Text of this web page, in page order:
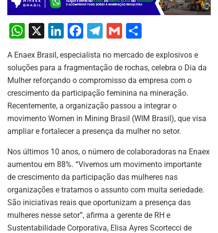
W
at
s
A
p
p
X
Li
k
e
dI
n
F
c
e
b
o
o
k
T
e
gr
a
m
G
ai
l
ar
e
A Enaex Brasil, especialista no mercado de explosivos e
soluções para a fragmentação de rochas, celebra o Dia da
Mulher reforçando o compromisso da empresa com o
crescimento da participação feminina na mineração.
Recentemente, a organização passou a integrar o
movimento Women in Mining Brasil (WIM Brasil), que visa
ampliar e fortalecer a presença da mulher no setor.
Nos últimos 10 anos, o número de colaboradoras na Enaex
aumentou em 88%. “Vivemos um movimento importante
de crescimento da participação das mulheres nas
organizações e tratamos o assunto com muita seriedade.
São iniciativas reais que oportunizam a presença das
mulheres nesse setor”, afirma a gerente de RH e
Sustentabilidade Corporativa, Elisa Ayres Scortecci de